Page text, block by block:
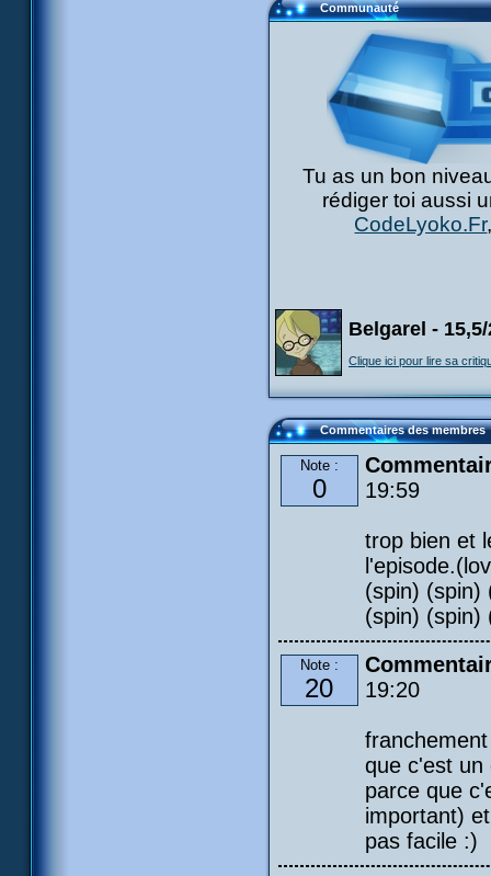
Communauté
Tu as un bon
rédiger toi aussi
CodeLyoko.Fr
Belgarel - 15,5/
Clique ici pour lire sa
Commentaires des membres
Note :
0
19:59
trop bien et
(spin) (spin)
(spin) (spin)
Note :
20
19:20
que c'est un
parce que
important)
pas facile :)